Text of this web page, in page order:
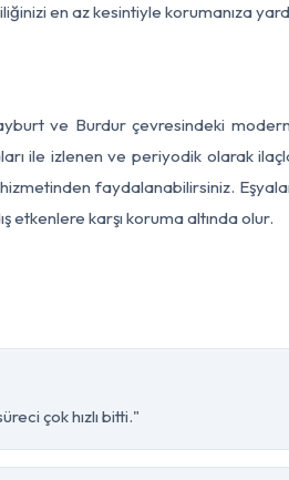
en az kesintiyle korumanıza
ve Burdur çevresindeki
ile izlenen ve periyodik olarak
faydalanabilirsiniz.
etkenlere karşı koruma altında olur.
çok hızlı bitti."